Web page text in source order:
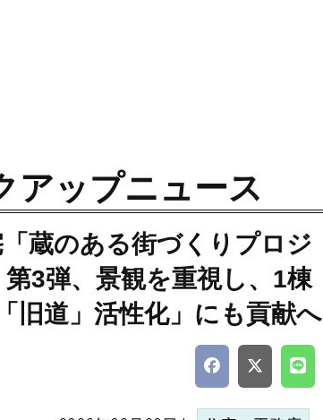
アップニュース
蔵のある街づくりプロジ
第3弾、景観を重視し、1棟
旧道」活性化」にも貢献へ